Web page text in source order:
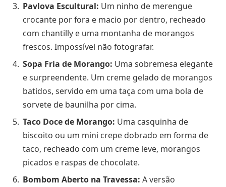
Pavlova Escultural: Um ninho de merengue
crocante por fora e macio por dentro, recheado
com chantilly e uma montanha de morangos
frescos. Impossível não fotografar.
Sopa Fria de Morango: Uma sobremesa elegante
e surpreendente. Um creme gelado de morangos
batidos, servido em uma taça com uma bola de
sorvete de baunilha por cima.
Taco Doce de Morango: Uma casquinha de
biscoito ou um mini crepe dobrado em forma de
taco, recheado com um creme leve, morangos
picados e raspas de chocolate.
Bombom Aberto na Travessa: A versão